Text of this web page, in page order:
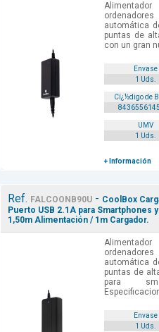
automática
puntas de
con un gran
Envase
1 Uds.
Cï¿½digo de
UMV
1 Uds.
+ Información
Ref. FALCOONB90U - CoolBox
Puerto USB 2.1A para
1,50m Alimentación / 1m Cargador.
automática
puntas de
para
Envase
1 Uds.